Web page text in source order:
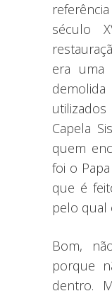
século
era uma
Capela
quem
foi o Papa
que é
pelo qual
Bom,
porque
dentro.